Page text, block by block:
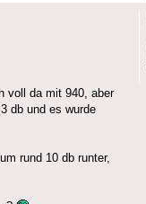
voll da mit 940, aber
db und es wurde
rund 10 db runter,